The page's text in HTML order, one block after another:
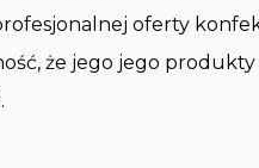
oferty
że jego jego produkty